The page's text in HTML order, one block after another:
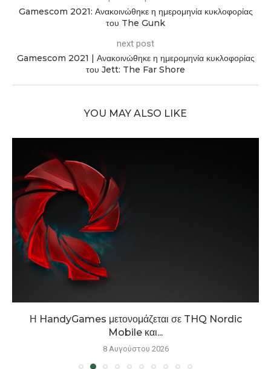
Gamescom 2021: Ανακοινώθηκε η ημερομηνία κυκλοφορίας
του The Gunk
next post
Gamescom 2021 | Ανακοινώθηκε η ημερομηνία κυκλοφορίας
του Jett: The Far Shore
YOU MAY ALSO LIKE
Η HandyGames μετονομάζεται σε THQ Nordic
Mobile και...
8 Αυγούστου 2026